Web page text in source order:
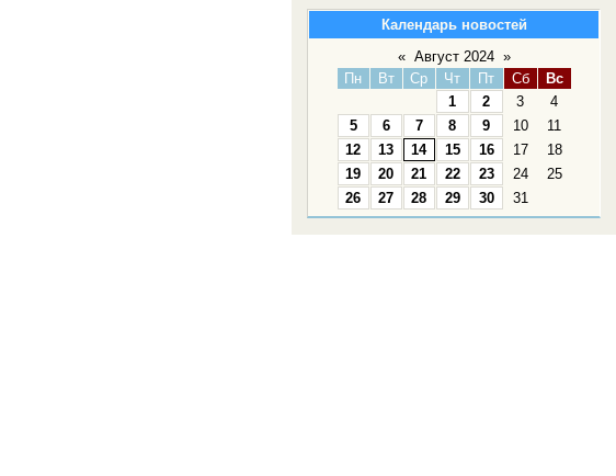
Календарь новостей
« Август 2024 »
Пн
Вт Ср Чт Пт Сб
Вс
1
2 3
4
5
6 7 8 9 10
11
12
13 14 15 16 17
18
19
20 21 22 23 24
25
26
27 28 29 30 31